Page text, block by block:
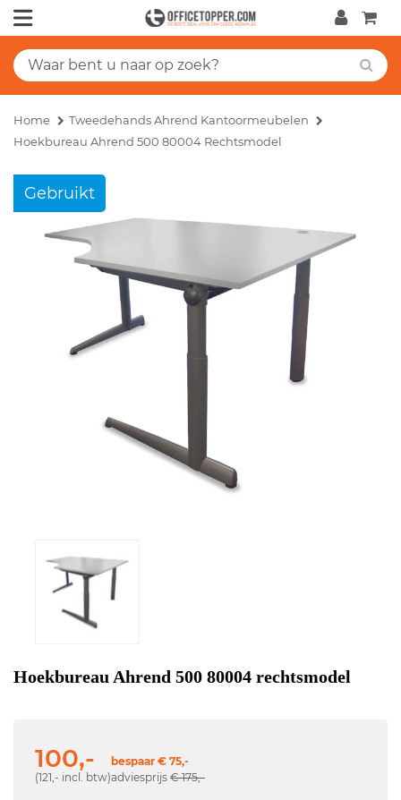
Home
Tweedehands Ahrend Kantoormeubelen
Hoekbureau Ahrend 500 80004 Rechtsmodel
Gebruikt
Hoekbureau Ahrend 500 80004 rechtsmodel
100,-
(121,- incl. btw)
bespaar € 75,-
adviesprijs € 175,-